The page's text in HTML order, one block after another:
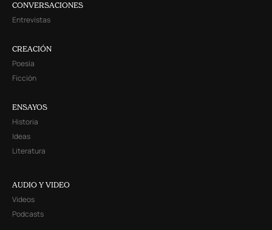
CONVERSACIONES
Entrevistas
CREACIÓN
Poesía
Ficción
ENSAYOS
Historia
Ideas
Literatura
AUDIO Y VIDEO
Videos
Podcasts